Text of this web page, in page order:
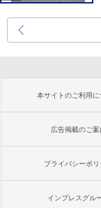
本サイトのご利用に
広告掲載のご案
プライバシーポリ
インプレスグル